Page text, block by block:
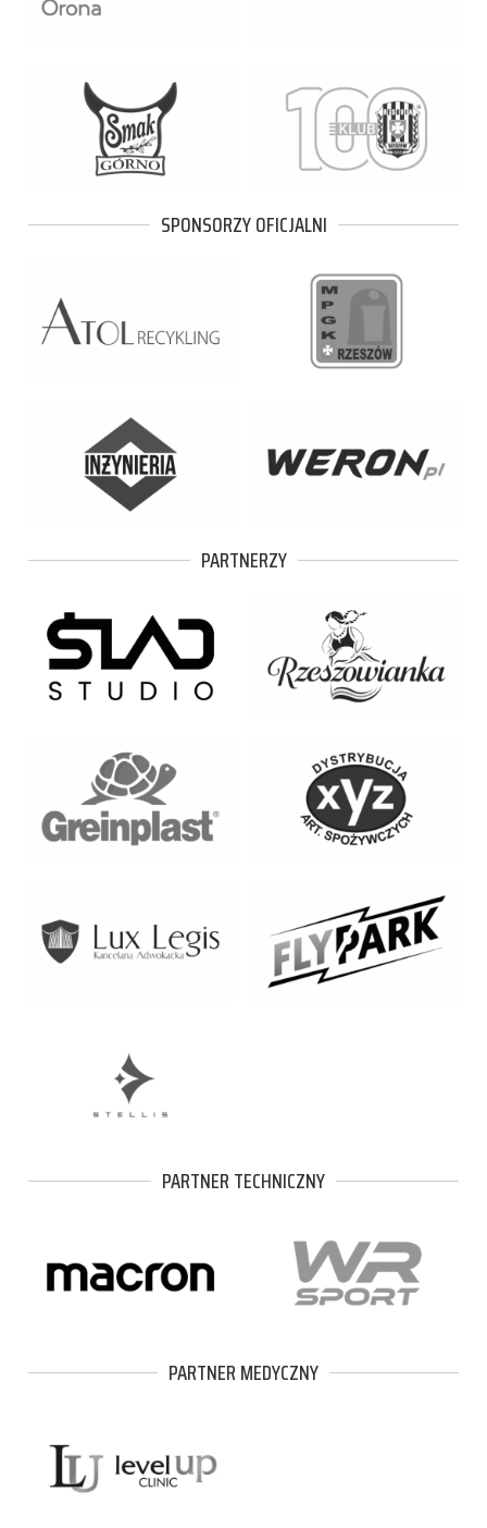
SPONSORZY OFICJALNI
PARTNERZY
PARTNER TECHNICZNY
PARTNER MEDYCZNY